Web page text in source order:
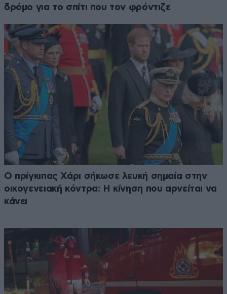
δρόμο για το σπίτι που τον φρόντιζε
Ο πρίγκιπας Χάρι σήκωσε λευκή σημαία στην
οικογενειακή κόντρα: Η κίνηση που αρνείται να
κάνει